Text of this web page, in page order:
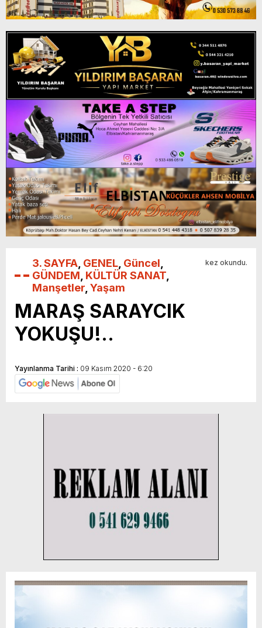
3. SAYFA GENEL Güncel
GÜNDEM KÜLTÜR SANAT
Manşetler Yaşam
kez okundu.
MARAŞ SARAYCIK
YOKUŞU!..
Yayınlanma Tarihi : 09 Kasım 2020 - 6:20